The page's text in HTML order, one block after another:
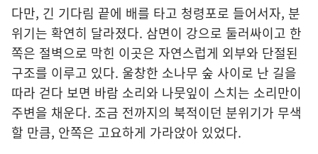
다만, 긴 기다림 끝에 배를 타고 청령포로 들어서자, 분
위기는 확연히 달라졌다. 삼면이 강으로 둘러싸이고 한
쪽은 절벽으로 막힌 이곳은 자연스럽게 외부와 단절된
구조를 이루고 있다. 울창한 소나무 숲 사이로 난 길을
따라 걷다 보면 바람 소리와 나뭇잎이 스치는 소리만이
주변을 채운다. 조금 전까지의 북적이던 분위기가 무색
할 만큼, 안쪽은 고요하게 가라앉아 있었다.